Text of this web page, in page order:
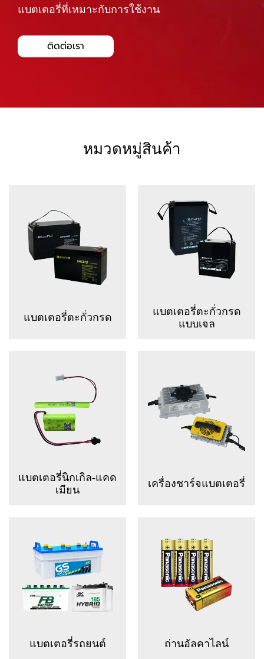
แบตเตอรี่ที่เหมาะกับการใช้งาน
ติดต่อเรา
หมวดหมู่สินค้า
แบตเตอรี่ตะกั่วกรด
แบตเตอรี่ตะกั่วกรด
แบบเจล
แบตเตอรี่นิกเกิล-แคด
เมียน
เครื่องชาร์จแบตเตอรี่
แบตเตอรี่รถยนต์ ถ่านอัลคาไลน์